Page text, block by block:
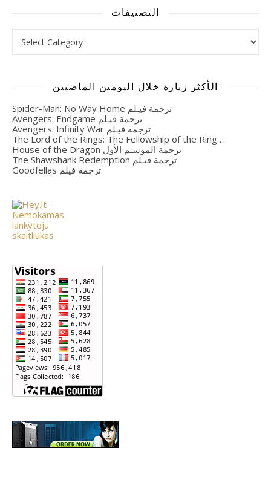
التصنيفات
الأكثر زيارة خلال اليومين الماضيين
Spider-Man: No Way Home ترجمة فيـلم
Avengers: Endgame ترجمة فيـلم
Avengers: Infinity War ترجمة فيـلم
The Lord of the Rings: The Fellowship of the Ring…
House of the Dragon ترجمة الموسـم الأول
The Shawshank Redemption ترجمة فيـلم
Goodfellas ترجمة فيلم